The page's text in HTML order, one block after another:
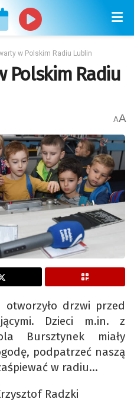
w Polskim Radiu Lublin
Polskim Radiu
AA
drzwi przed
Dzieci m.in. z
Bursztynek miały
podpatrzeć naszą
w radiu…
Radzki